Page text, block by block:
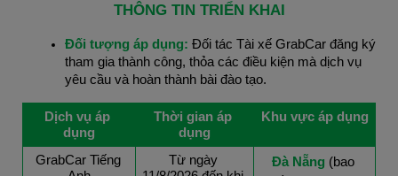
THÔNG TIN TRIỂN KHAI
Đối tượng áp dụng: Đối tác Tài xế GrabCar đăng ký
tham gia thành công, thỏa các điều kiện mà dịch vụ
yêu cầu và hoàn thành bài đào tạo.
Dịch vụ áp
dụng
Thời gian áp
dụng
Khu vực áp dụng
GrabCar Tiếng
Từ ngày
Đà Nẵng (bao